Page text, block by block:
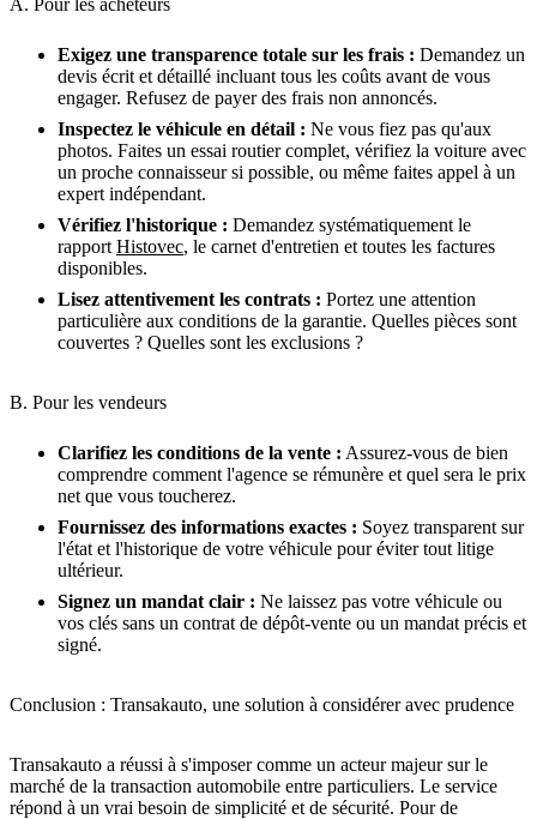
A. Pour les acheteurs
Exigez une transparence totale sur les frais : Demandez un
devis écrit et détaillé incluant tous les coûts avant de vous
engager. Refusez de payer des frais non annoncés.
Inspectez le véhicule en détail : Ne vous fiez pas qu'aux
photos. Faites un essai routier complet, vérifiez la voiture avec
un proche connaisseur si possible, ou même faites appel à un
expert indépendant.
Vérifiez l'historique : Demandez systématiquement le
rapport Histovec, le carnet d'entretien et toutes les factures
disponibles.
Lisez attentivement les contrats : Portez une attention
particulière aux conditions de la garantie. Quelles pièces sont
couvertes ? Quelles sont les exclusions ?
B. Pour les vendeurs
Clarifiez les conditions de la vente : Assurez-vous de bien
comprendre comment l'agence se rémunère et quel sera le prix
net que vous toucherez.
Fournissez des informations exactes : Soyez transparent sur
l'état et l'historique de votre véhicule pour éviter tout litige
ultérieur.
Signez un mandat clair : Ne laissez pas votre véhicule ou
vos clés sans un contrat de dépôt-vente ou un mandat précis et
signé.
Conclusion : Transakauto, une solution à considérer avec prudence
Transakauto a réussi à s'imposer comme un acteur majeur sur le
marché de la transaction automobile entre particuliers. Le service
répond à un vrai besoin de simplicité et de sécurité. Pour de